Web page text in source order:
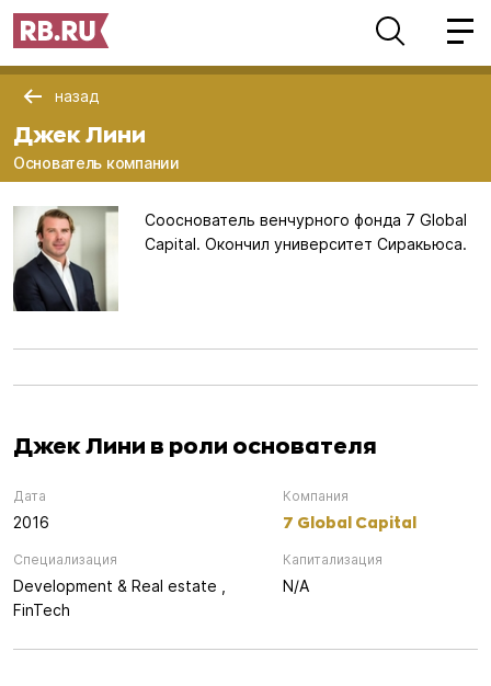
назад
Джек Лини
Основатель компании
Сооснователь венчурного фонда 7 Global
Capital. Окончил университет Сиракьюса.
Джек Лини в роли основателя
Дата
2016
Компания
7 Global Capital
Специализация
Development & Real estate ,
FinTech
Капитализация
N/A